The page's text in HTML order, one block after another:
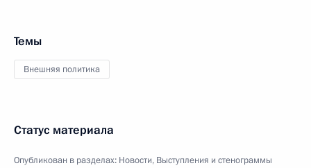
Темы
Внешняя политика
Статус материала
Опубликован в разделах: Новости, Выступления и стенограммы